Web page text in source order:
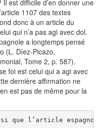
Il est difficile d’en donner une
1107 des textes
donc à un article du
qui n’a pas agi avec dol.
a longtemps pensé
(L. Díez-Picazo,
Tome 2, p. 587).
foi est celui qui a agi avec
dernière affirmation ne
est pas de même pour la
que l’article